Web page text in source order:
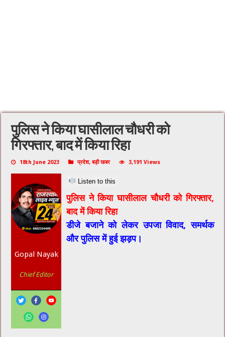
पुलिस ने किया घासीलाल चौधरी को
गिरफ्तार, बाद में किया रिहा
18th June 2023 प्रदेश,बड़ी खबर 3,191 Views
Listen to this
Gopal Nayak
Chief Editor
पुलिस ने किया घासीलाल चौधरी को गिरफ्तार,
बाद में किया रिहा
डीजे बजाने को लेकर उपजा विवाद, समर्थक
और पुलिस में हुई झड़प।